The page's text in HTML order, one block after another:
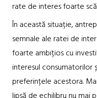
rate de interes foarte
În această situație,
semnale ale ratei de
foarte ambițios cu
interesul consumatorilor
preferințele acestora.